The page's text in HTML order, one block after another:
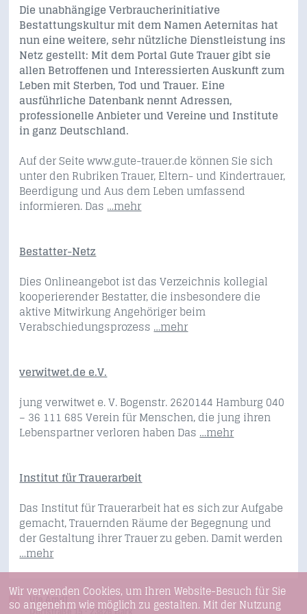
Die unabhängige Verbraucherinitiative
Bestattungskultur mit dem Namen Aeternitas hat
nun eine weitere, sehr nützliche Dienstleistung ins
Netz gestellt: Mit dem Portal Gute Trauer gibt sie
allen Betroffenen und Interessierten Auskunft zum
Leben mit Sterben, Tod und Trauer. Eine
ausführliche Datenbank nennt Adressen,
professionelle Anbieter und Vereine und Institute
in ganz Deutschland.
Auf der Seite www.gute-trauer.de können Sie sich
unter den Rubriken Trauer, Eltern- und Kindertrauer,
Beerdigung und Aus dem Leben umfassend
informieren. Das…mehr
Bestatter-Netz
Dies Onlineangebot ist das Verzeichnis kollegial
kooperierender Bestatter, die insbesondere die
aktive Mitwirkung Angehöriger beim
Verabschiedungsprozess…mehr
verwitwet.de e.V.
jung verwitwet e. V. Bogenstr. 2620144 Hamburg 040
– 36 111 685 Verein für Menschen, die jung ihren
Lebenspartner verloren haben Das…mehr
Institut für Trauerarbeit
Das Institut für Trauerarbeit hat es sich zur Aufgabe
gemacht, Trauernden Räume der Begegnung und
der Gestaltung ihrer Trauer zu geben. Damit werden
…mehr
Ute Arndt
Dorfstraße 15 · 23826 Bark
Wir verwenden Cookies, um Ihren Website-Besuch für Sie
so angenehm wie möglich zu gestalten. Mit der Nutzung